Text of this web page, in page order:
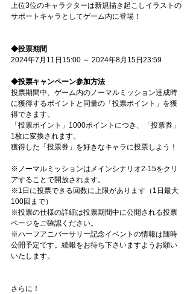
上位3位のキャラクターは新規描き起こしイラストの
サポートキャラとしてゲーム内に登場！
◆投票期間
2024年7月11日15:00 ～ 2024年8月15日23:59
◆投票キャンペーン参加方法
投票期間中、ゲーム内のノーマルミッション達成時
に獲得するポイントと同量の「投票ポイント」を獲
得できます。
「投票ポイント」1000ポイントにつき、「投票券」
1枚に変換されます。
獲得した「投票券」を好きなキャラに投票しよう！
※ノーマルミッションはメインシナリオ2-15をクリ
アすることで開放されます。
※1日に投票できる回数に上限があります（1日最大
100回まで）
※投票の仕様の詳細は投票期間中に公開される投票
ページをご確認ください。
※ハーフアニバーサリー記念イベントの情報は随時
公開予定です。続報をお待ち下さいますようお願い
いたします。
さらに！